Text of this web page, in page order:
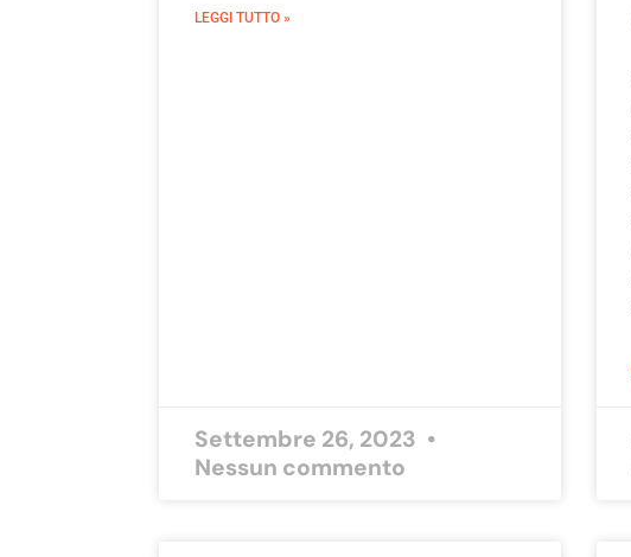
LEGGI TUTTO »
Settembre 26, 2023
Nessun commento